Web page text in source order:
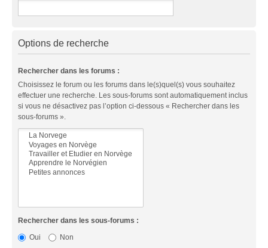
Options de recherche
Rechercher dans les forums :
Choisissez le forum ou les forums dans le(s)quel(s) vous souhaitez
effectuer une recherche. Les sous-forums sont automatiquement inclus
si vous ne désactivez pas l’option ci-dessous « Rechercher dans les
sous-forums ».
Rechercher dans les sous-forums :
Oui
Non